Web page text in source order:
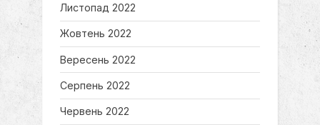
Листопад 2022
Жовтень 2022
Вересень 2022
Серпень 2022
Червень 2022